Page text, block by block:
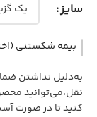
سایز
به‌دلیل نداشتن
نقل،می‌توانید
کنید تا در صورت
بیمه شکستنی